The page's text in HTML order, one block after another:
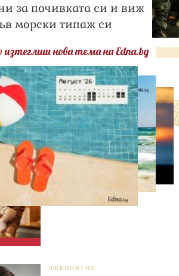
за почивката си и виж
морски типаж си
изтеглиш нова тема на Edna.bg
ЛЮБОПИТНО
Тайната на добрата
вечеря не се крие в
сложната рецепта
ЛЮБОПИТНО